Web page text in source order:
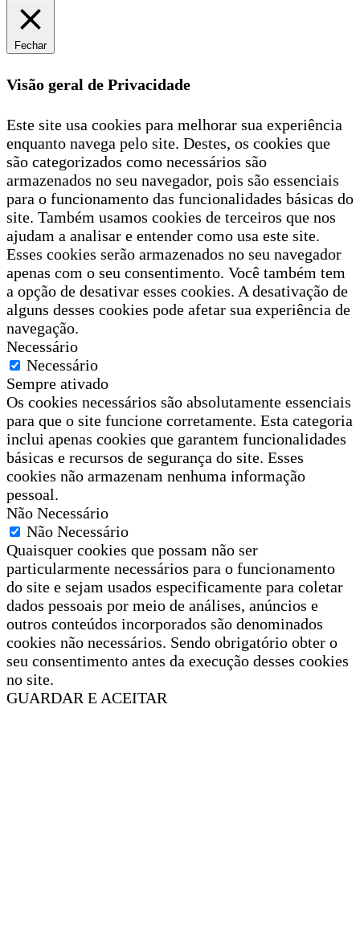
Fechar
Visão geral de Privacidade
Este site usa cookies para melhorar sua experiência
enquanto navega pelo site. Destes, os cookies que
são categorizados como necessários são
armazenados no seu navegador, pois são essenciais
para o funcionamento das funcionalidades básicas do
site. Também usamos cookies de terceiros que nos
ajudam a analisar e entender como usa este site.
Esses cookies serão armazenados no seu navegador
apenas com o seu consentimento. Você também tem
a opção de desativar esses cookies. A desativação de
alguns desses cookies pode afetar sua experiência de
navegação.
Necessário
Necessário
Sempre ativado
Os cookies necessários são absolutamente essenciais
para que o site funcione corretamente. Esta categoria
inclui apenas cookies que garantem funcionalidades
básicas e recursos de segurança do site. Esses
cookies não armazenam nenhuma informação
pessoal.
Não Necessário
Não Necessário
Quaisquer cookies que possam não ser
particularmente necessários para o funcionamento
do site e sejam usados especificamente para coletar
dados pessoais por meio de análises, anúncios e
outros conteúdos incorporados são denominados
cookies não necessários. Sendo obrigatório obter o
seu consentimento antes da execução desses cookies
no site.
GUARDAR E ACEITAR